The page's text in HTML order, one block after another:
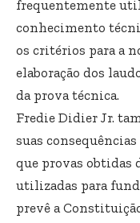
frequentemente
conhecimento
os critérios para a
elaboração dos
da prova técnica.
Fredie Didier Jr.
suas
que provas obtidas
utilizadas para
prevê a